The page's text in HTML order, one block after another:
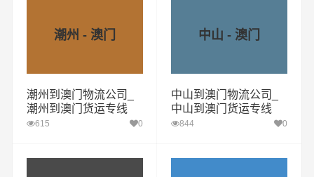
潮州 - 澳门
潮州到澳门物流公司_
潮州到澳门货运专线
615 0
中山 - 澳门
中山到澳门物流公司_
中山到澳门货运专线
844 0